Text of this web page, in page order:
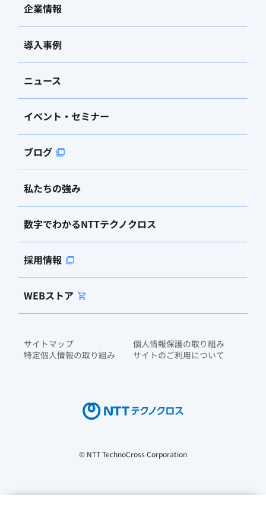
企業情報
導入事例
ニュース
イベント・セミナー
ブログ
私たちの強み
数字でわかるNTTテクノクロス
採用情報
WEBストア
サイトマップ
個人情報保護の取り組み
特定個人情報の取り組み
サイトのご利用について
© NTT TechnoCross Corporation